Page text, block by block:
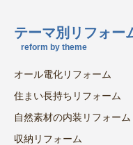
テーマ別リフォー
reform by theme
オール電化リフォーム
住まい長持ちリフォーム
自然素材の内装リフォーム
収納リフォーム